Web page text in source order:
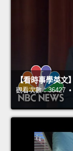
【看時事學英文
觀看次數：36427